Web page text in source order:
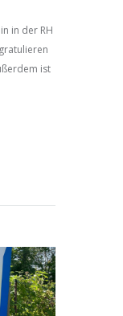
in der RH
ist